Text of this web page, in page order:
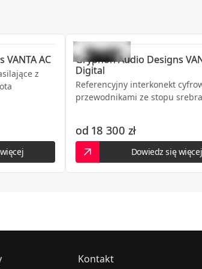
HiFi System
03-289 Warszawa , Ostródzka
Koris salon audio video
LINIA DŹWIĘKU
35-125 Rzeszów, Karola
VANTA AC
z
Gryphon Audio Designs
Digital
Referencyjny interkonekt
przewodnikami ze stopu
od 18 300 zł
Dowiedz się więcej
Kontakt